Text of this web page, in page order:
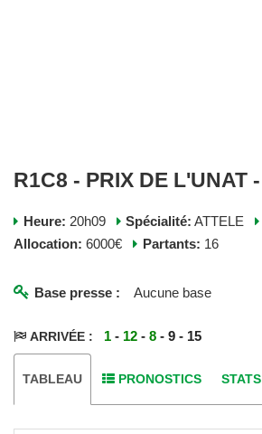
Heure: 20h09 Spécialité: ATTELE
Allocation: 6000€ Partants: 16
Base presse : Aucune base
ARRIVÉE : 1 - 12 -8 - 9 - 15
TABLEAU PRONOSTICS STATS